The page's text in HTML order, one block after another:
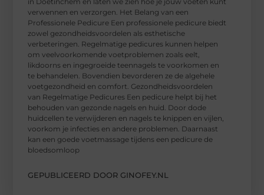
verwennen en verzorgen. Het Belang van een
Professionele Pedicure Een professionele pedicure biedt
zowel gezondheidsvoordelen als esthetische
verbeteringen. Regelmatige pedicures kunnen helpen
om veelvoorkomende voetproblemen zoals eelt,
likdoorns en ingegroeide teennagels te voorkomen en
te behandelen. Bovendien bevorderen ze de algehele
voetgezondheid en comfort. Gezondheidsvoordelen
van Regelmatige Pedicures Een pedicure helpt bij het
behouden van gezonde nagels en huid. Door dode
huidcellen te verwijderen en nagels te knippen en vijlen,
voorkom je infecties en andere problemen. Daarnaast
kan een goede voetmassage tijdens een pedicure de
bloedsomloop
GEPUBLICEERD DOOR GINOFEY.NL